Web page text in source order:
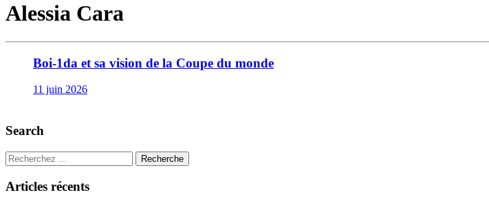
Alessia Cara
Boi-1da et sa vision de la Coupe du monde
11 juin 2026
Search
Recherche
Articles récents